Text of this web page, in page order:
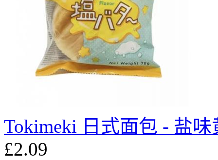
Tokimeki 日式面包 - 盐味
£2.09